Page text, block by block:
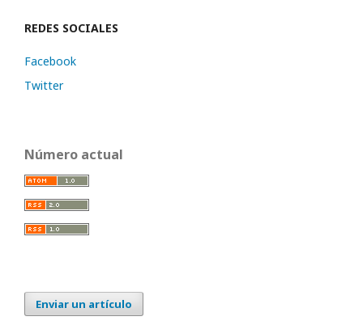
REDES SOCIALES
Facebook
Twitter
Número actual
Enviar un artículo